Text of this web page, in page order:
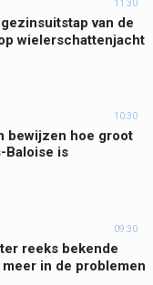
11:30
van de
wielerschattenjacht
10:30
bewijzen hoe groot
Baloise is
09:30
reeks bekende
in de problemen